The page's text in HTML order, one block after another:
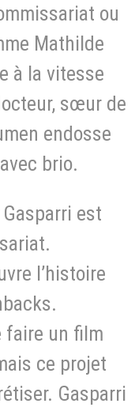
ou
Mathilde
à la vitesse
sœur de
endosse
brio.
est
l’histoire
faire un film
ce projet
Gasparri